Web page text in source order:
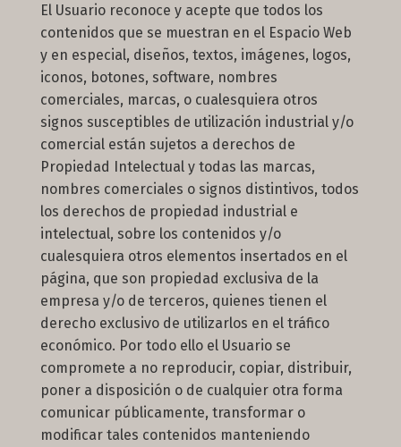
El Usuario reconoce y acepte que todos los
contenidos que se muestran en el Espacio Web
y en especial, diseños, textos, imágenes, logos,
iconos, botones, software, nombres
comerciales, marcas, o cualesquiera otros
signos susceptibles de utilización industrial y/o
comercial están sujetos a derechos de
Propiedad Intelectual y todas las marcas,
nombres comerciales o signos distintivos, todos
los derechos de propiedad industrial e
intelectual, sobre los contenidos y/o
cualesquiera otros elementos insertados en el
página, que son propiedad exclusiva de la
empresa y/o de terceros, quienes tienen el
derecho exclusivo de utilizarlos en el tráfico
económico. Por todo ello el Usuario se
compromete a no reproducir, copiar, distribuir,
poner a disposición o de cualquier otra forma
comunicar públicamente, transformar o
modificar tales contenidos manteniendo